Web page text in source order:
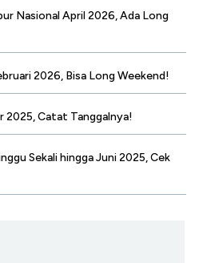
Nasional April 2026, Ada Long
2026, Bisa Long Weekend!
2025, Catat Tanggalnya!
Sekali hingga Juni 2025, Cek